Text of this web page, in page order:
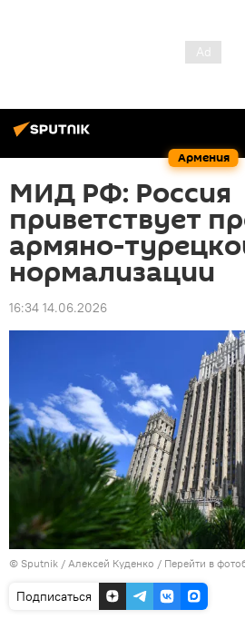
Армения
МИД РФ: Россия
приветствует
армяно-
нормализации
16:34 14.06.2026
© Sputnik / Алексей Куденко / Перейти в
Подписаться